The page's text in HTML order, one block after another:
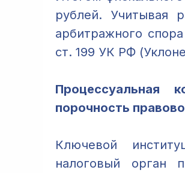
рублей. Учитывая
арбитражного
ст. 199 УК РФ
Процессуальная
порочность
Ключевой
налоговый орган